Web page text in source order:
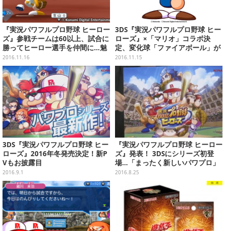
『実況パワフルプロ野球 ヒーロー
ズ』参戦チームは60以上、試合に
勝ってヒーロー選手を仲間に…魅
力に迫る最新映像を公開
2016.11.16
3DS『実況パワフルプロ野球 ヒー
ローズ』×「マリオ」コラボ決
定、変化球「ファイアボール」が
投げられる！
2016.11.15
3DS『実況パワフルプロ野球 ヒー
ローズ』2016年冬発売決定！新P
Vもお披露目
2016.9.1
『実況パワフルプロ野球 ヒーロー
ズ』発表！ 3DSにシリーズ初登
場…「まったく新しいパワプロ」
2016.8.25